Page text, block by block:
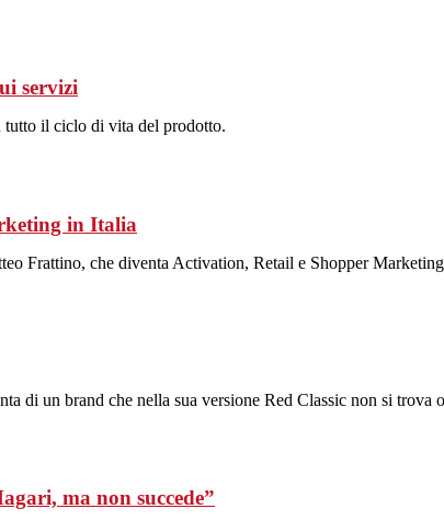
servizi
tutto il ciclo di vita del prodotto.
in Italia
Frattino, che diventa Activation, Retail e Shopper
di un brand che nella sua versione Red Classic non si
ma non succede”